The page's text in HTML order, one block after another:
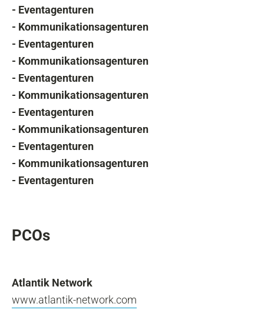
- Eventagenturen
- Kommunikationsagenturen
- Eventagenturen
- Kommunikationsagenturen
- Eventagenturen
- Kommunikationsagenturen
- Eventagenturen
- Kommunikationsagenturen
- Eventagenturen
- Kommunikationsagenturen
- Eventagenturen
PCOs
Atlantik Network
www.atlantik-network.com